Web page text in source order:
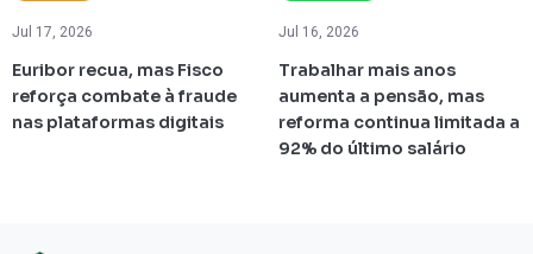
Jul 17, 2026
Euribor recua, mas Fisco
reforça combate à fraude
nas plataformas digitais
Jul 16, 2026
Trabalhar mais anos
aumenta a pensão, mas
reforma continua limitada a
92% do último salário